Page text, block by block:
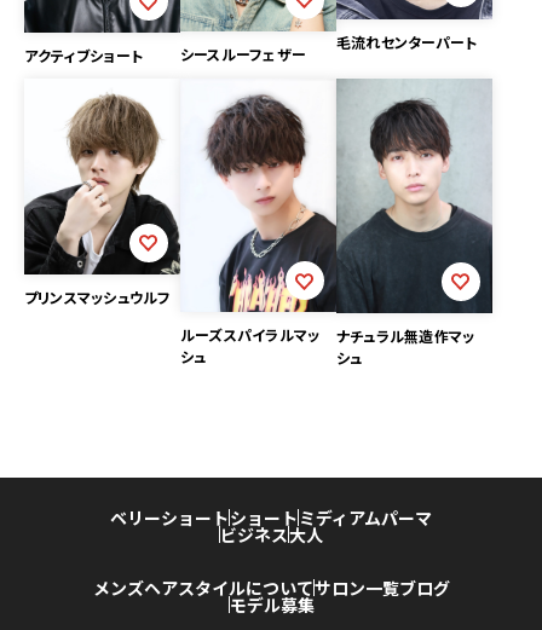
アクティブショート シースルーフェザー
毛流れセンターパート
プリンスマッシュウルフ
ルーズスパイラルマッ
シュ
ナチュラル無造作マッ
シュ
ベリーショートショート ミディアムパーマ
ビジネス大人
メンズヘアスタイルについてサロン一覧ブログ
モデル募集